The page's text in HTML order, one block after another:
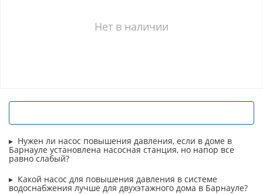
Нет в наличии
Нужен ли насос повышения давления, если в доме в
Барнауле установлена насосная станция, но напор все
равно слабый?
Какой насос для повышения давления в системе
водоснабжения лучше для двухэтажного дома в Барнауле?